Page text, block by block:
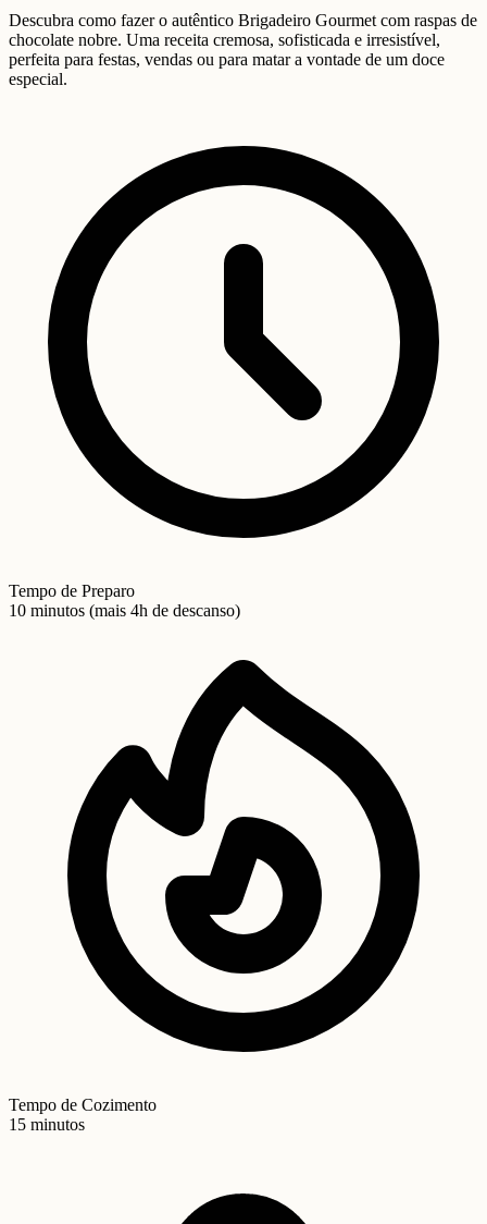
Descubra como fazer o autêntico Brigadeiro Gourmet com raspas de
chocolate nobre. Uma receita cremosa, sofisticada e irresistível,
perfeita para festas, vendas ou para matar a vontade de um doce
especial.
Tempo de Preparo
10 minutos (mais 4h de descanso)
Tempo de Cozimento
15 minutos